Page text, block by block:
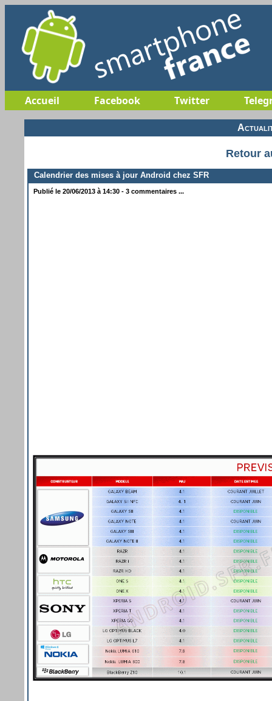
Accueil Facebook Twitter
Retour
Calendrier des mises à jour Android chez SFR
Publié le 20/06/2013 à 14:30 - 3 commentaires ...